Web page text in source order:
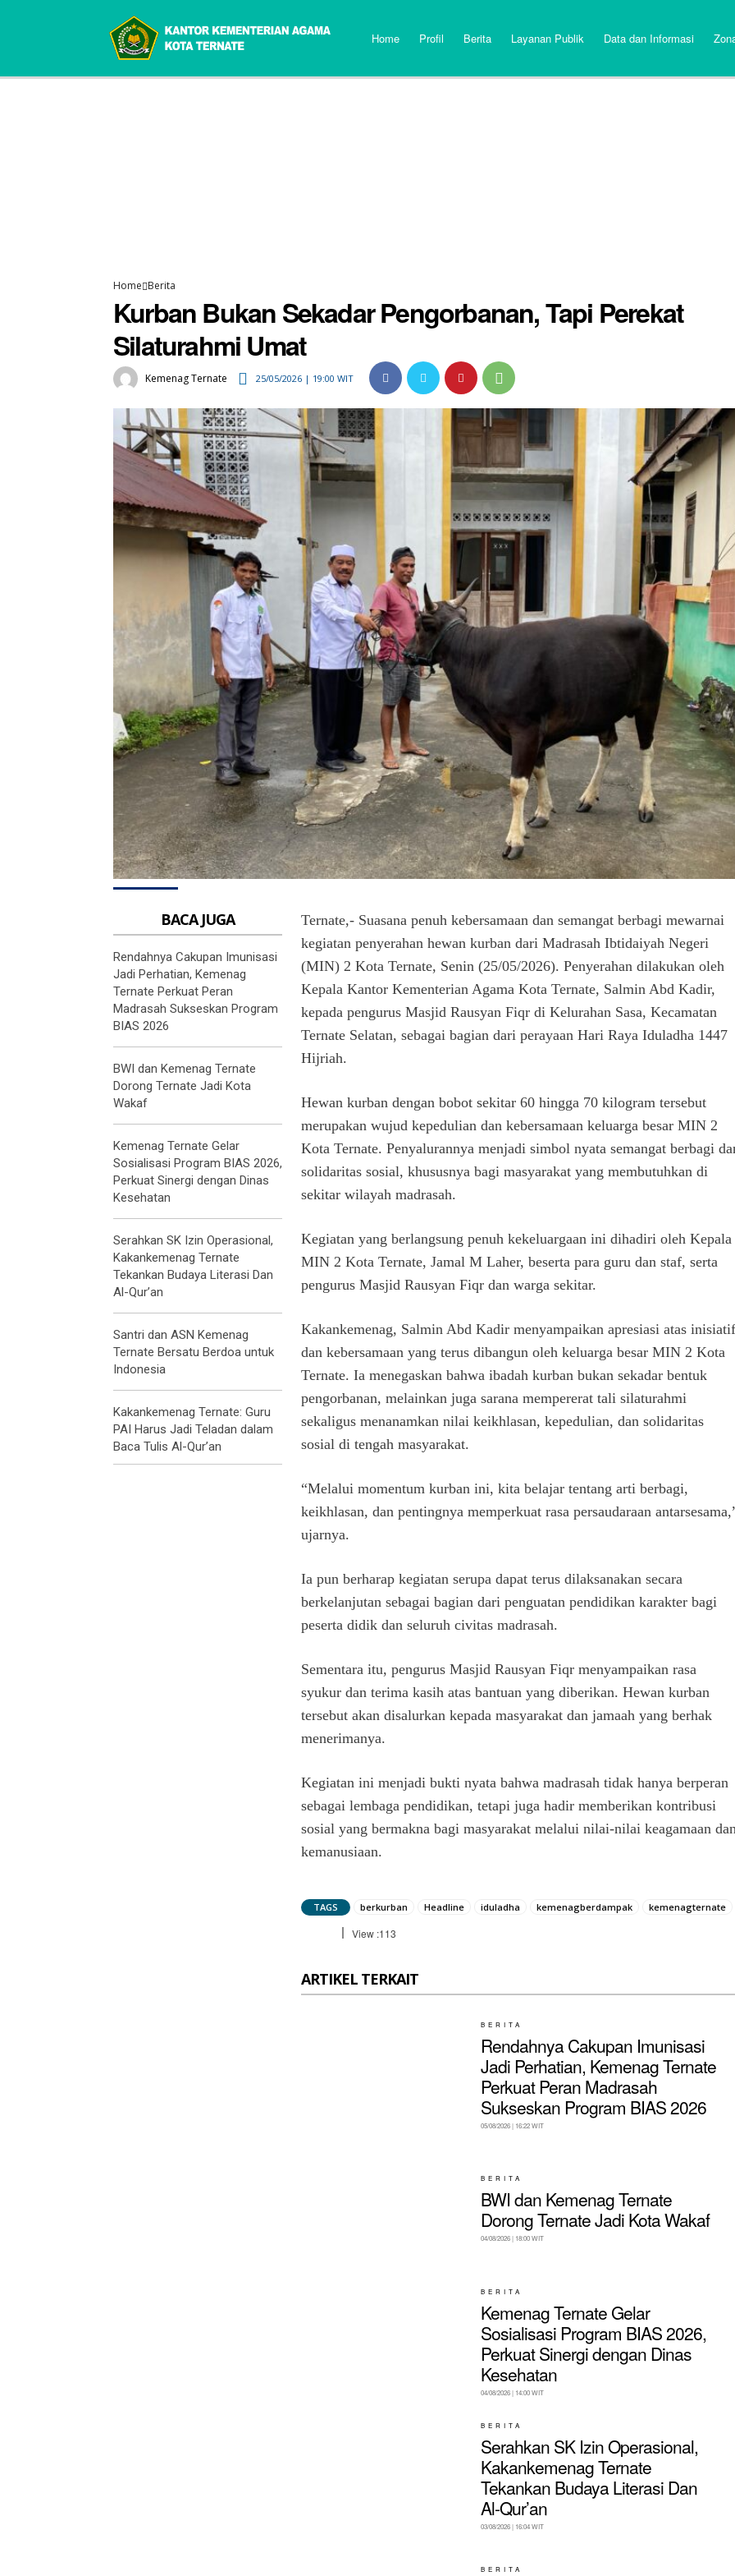
Home Profil Berita Layanan Publik Data dan Informasi
Home Berita
Kurban Bukan Sekadar Pengorbanan, Tapi Perekat
Silaturahmi Umat
Kemenag Ternate 25/05/2026 | 19:00 WIT
BACA JUGA
Rendahnya Cakupan Imunisasi
Jadi Perhatian, Kemenag
Ternate Perkuat Peran
Madrasah Sukseskan Program
BIAS 2026
BWI dan Kemenag Ternate
Dorong Ternate Jadi Kota
Wakaf
Kemenag Ternate Gelar
Sosialisasi Program BIAS 2026,
Perkuat Sinergi dengan Dinas
Kesehatan
Serahkan SK Izin Operasional,
Kakankemenag Ternate
Tekankan Budaya Literasi Dan
Al-Qur’an
Santri dan ASN Kemenag
Ternate Bersatu Berdoa untuk
Indonesia
Kakankemenag Ternate: Guru
PAI Harus Jadi Teladan dalam
Baca Tulis Al-Qur’an
Ternate,- Suasana penuh kebersamaan dan semangat berbagi mewarnai
kegiatan penyerahan hewan kurban dari Madrasah Ibtidaiyah Negeri
(MIN) 2 Kota Ternate, Senin (25/05/2026). Penyerahan dilakukan oleh
Kepala Kantor Kementerian Agama Kota Ternate, Salmin Abd Kadir,
kepada pengurus Masjid Rausyan Fiqr di Kelurahan Sasa, Kecamatan
Ternate Selatan, sebagai bagian dari perayaan Hari Raya Iduladha 1447
Hijriah.
Hewan kurban dengan bobot sekitar 60 hingga 70 kilogram tersebut
merupakan wujud kepedulian dan kebersamaan keluarga besar MIN 2
Kota Ternate. Penyalurannya menjadi simbol nyata semangat berbagi
solidaritas sosial, khususnya bagi masyarakat yang membutuhkan di
sekitar wilayah madrasah.
Kegiatan yang berlangsung penuh kekeluargaan ini dihadiri oleh Kepala
MIN 2 Kota Ternate, Jamal M Laher, beserta para guru dan staf, serta
pengurus Masjid Rausyan Fiqr dan warga sekitar.
Kakankemenag, Salmin Abd Kadir menyampaikan apresiasi atas inisiatif
dan kebersamaan yang terus dibangun oleh keluarga besar MIN 2 Kota
Ternate. Ia menegaskan bahwa ibadah kurban bukan sekadar bentuk
pengorbanan, melainkan juga sarana mempererat tali silaturahmi
sekaligus menanamkan nilai keikhlasan, kepedulian, dan solidaritas
sosial di tengah masyarakat.
“Melalui momentum kurban ini, kita belajar tentang arti berbagi,
keikhlasan, dan pentingnya memperkuat rasa persaudaraan
ujarnya.
Ia pun berharap kegiatan serupa dapat terus dilaksanakan secara
berkelanjutan sebagai bagian dari penguatan pendidikan karakter bagi
peserta didik dan seluruh civitas madrasah.
Sementara itu, pengurus Masjid Rausyan Fiqr menyampaikan rasa
syukur dan terima kasih atas bantuan yang diberikan. Hewan kurban
tersebut akan disalurkan kepada masyarakat dan jamaah yang berhak
menerimanya.
Kegiatan ini menjadi bukti nyata bahwa madrasah tidak hanya berperan
sebagai lembaga pendidikan, tetapi juga hadir memberikan kontribusi
sosial yang bermakna bagi masyarakat melalui nilai-nilai keagamaan
kemanusiaan.
TAGS berkurban Headline iduladha kemenagberdampak kemenagternate
View :113
ARTIKEL TERKAIT
BERITA
Rendahnya Cakupan Imunisasi
Jadi Perhatian, Kemenag Ternate
Perkuat Peran Madrasah
Sukseskan Program BIAS 2026
05/08/2026 | 16:22 WIT
BERITA
BWI dan Kemenag Ternate
Dorong Ternate Jadi Kota Wakaf
04/08/2026 | 18:00 WIT
BERITA
Kemenag Ternate Gelar
Sosialisasi Program BIAS 2026,
Perkuat Sinergi dengan Dinas
Kesehatan
04/08/2026 | 14:00 WIT
BERITA
Serahkan SK Izin Operasional,
Kakankemenag Ternate
Tekankan Budaya Literasi Dan
Al-Qur’an
03/08/2026 | 16:04 WIT
BERITA